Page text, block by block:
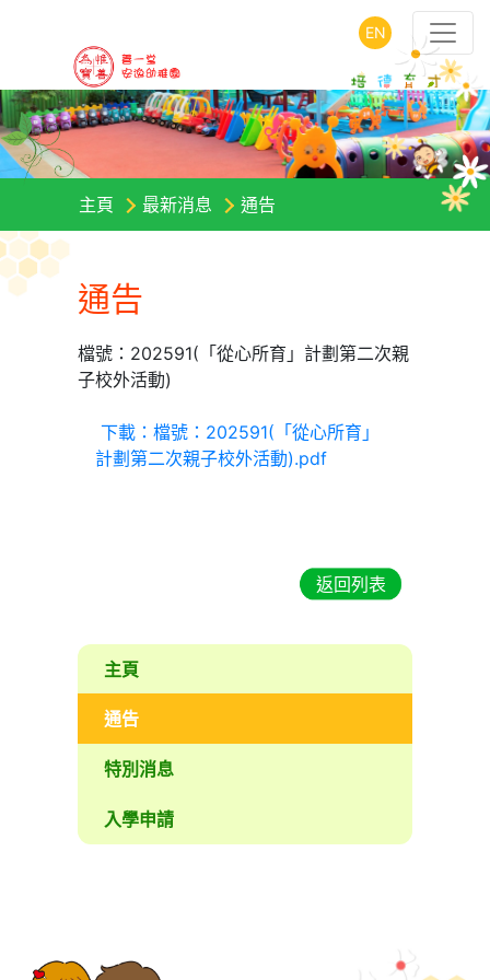
EN
主頁 最新消息 通告
主頁
通告
特別消息
入學申請
通告
檔號：202591(「從心所育」計劃第二次親
子校外活動)
下載：檔號：202591(「從心所育」
計劃第二次親子校外活動).pdf
返回列表